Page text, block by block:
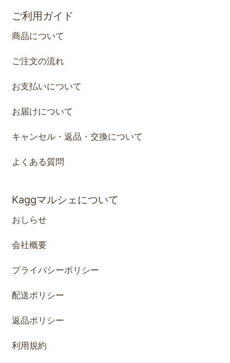
ご利用ガイド
商品について
ご注文の流れ
お支払いについて
お届けについて
キャンセル・返品・交換について
よくある質問
Kaggマルシェについて
おしらせ
会社概要
プライバシーポリシー
配送ポリシー
返品ポリシー
利用規約